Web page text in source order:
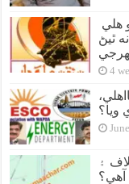
ٿيڻ
4
۽
آهي؟